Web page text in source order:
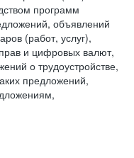
программ
объявлений
(работ, услуг),
и цифровых валют,
о трудоустройстве,
предложений,